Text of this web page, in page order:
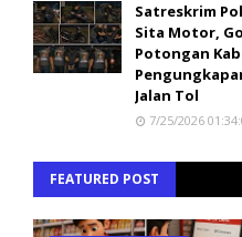
Satreskrim
Sita Motor,
Potongan
Jalan Tol
7/25/2026
FEATURED POST